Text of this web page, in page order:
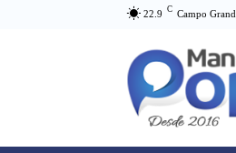
22.9 C Campo